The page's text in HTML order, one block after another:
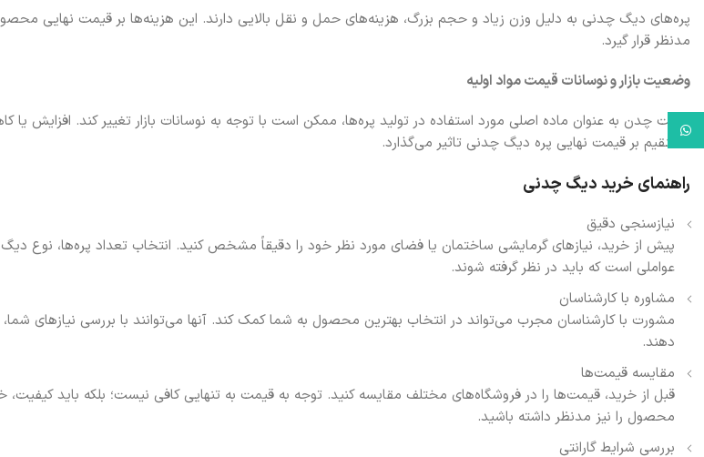
پره‌های دیگ چدنی به دلیل وزن زیاد و حجم بزرگ، هزینه‌های حمل و نقل بالایی دارند. این هزینه‌ها بر قیمت نهایی
مدنظر قرار گیرد.
وضعیت بازار و نوسانات قیمت مواد اولیه
قیمت چدن به عنوان ماده اصلی مورد استفاده در تولید پره‌ها، ممکن است با توجه به نوسانات بازار تغییر کند. افزایش یا
مستقیم بر قیمت نهایی پره دیگ چدنی تاثیر می‌گذارد.
راهنمای خرید دیگ چدنی
نیازسنجی دقیق
پیش از خرید، نیازهای گرمایشی ساختمان یا فضای مورد نظر خود را دقیقاً مشخص کنید. انتخاب تعداد پره‌ها، نوع دیگ
عواملی است که باید در نظر گرفته شوند.
مشاوره با کارشناسان
مشورت با کارشناسان مجرب می‌تواند در انتخاب بهترین محصول به شما کمک کند. آنها می‌توانند با بررسی نیازهای شما،
دهند.
مقایسه قیمت‌ها
قبل از خرید، قیمت‌ها را در فروشگاه‌های مختلف مقایسه کنید. توجه به قیمت به تنهایی کافی نیست؛ بلکه باید
محصول را نیز مدنظر داشته باشید.
بررسی شرایط گارانتی
WhatsApp